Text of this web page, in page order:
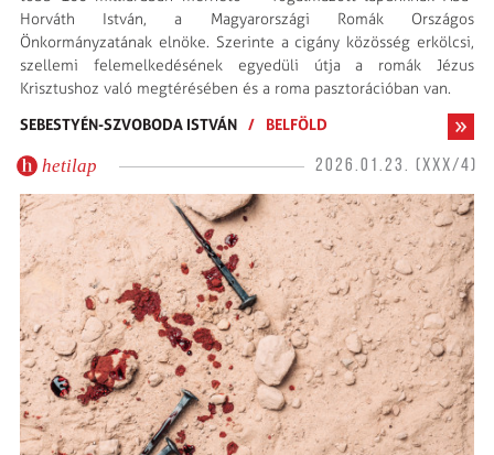
Horváth István, a Magyarországi Romák Országos
Önkormányzatának elnöke. Szerinte a cigány közösség erkölcsi,
szellemi felemelkedésének egyedüli útja a romák Jézus
Krisztushoz való megtérésében és a roma pasztorációban van.
SEBESTYÉN-SZVOBODA ISTVÁN / BELFÖLD
hetilap 2026.01.23. (XXX/4)